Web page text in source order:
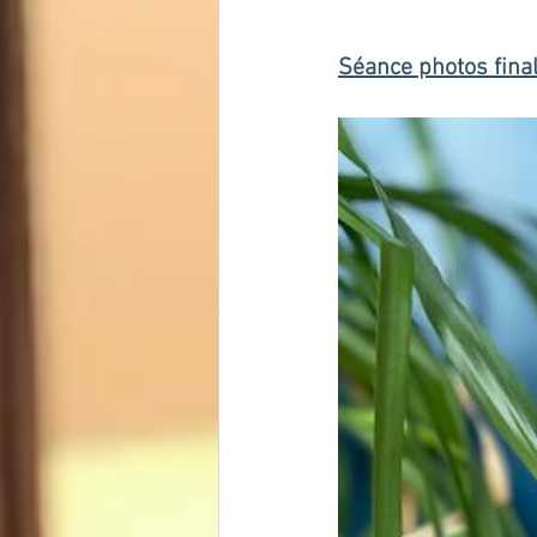
Séance photos